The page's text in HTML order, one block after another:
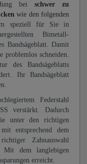
beischwer zu
wie den folgenden
speziell für Sie in
Bimetall-
Bandsägeblatt. Damit
problemlos schneiden.
des Bandsägeblatts
Ihr Bandsägeblatt
Federstahl
verstärkt. Dadurch
unter den richtigen
entsprechend dem
Zahnauswahl
Mit dem langlebigen
erreicht.